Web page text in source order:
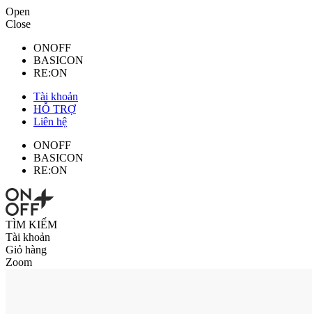
Open
Close
ONOFF
BASICON
RE:ON
Tài khoản
HỖ TRỢ
Liên hệ
ONOFF
BASICON
RE:ON
TÌM KIẾM
Tài khoản
Giỏ hàng
Zoom